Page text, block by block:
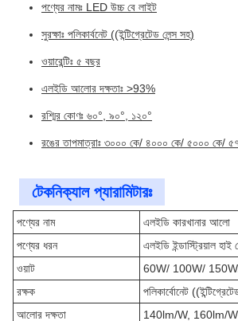
পণ্যের নামঃ LED উচ্চ বে লাইট
সুরক্ষাঃ পলিকার্বনেট ((ইন্টিগ্রেটেড লেন্স সহ)
ওয়ারেন্টিঃ ৫ বছর
এলইডি আলোর দক্ষতাঃ >93%
রশ্মির কোণঃ ৬০°, ৯০°, ১২০°
রঙের তাপমাত্রাঃ ৩০০০ কে/ ৪০০০ কে/ ৫০০০ কে/
টেকনিক্যাল প্যারামিটারঃ
পণ্যের নাম
এলইডি কারখানার আলো
পণ্যের ধরন
এলইডি ইন্ডাস্ট্রিয়াল হাই
ওয়াট
60W/ 100W/
রক্ষক
পলিকার্বোনেট
আলোর দক্ষতা
140lm/W, 160lm/W